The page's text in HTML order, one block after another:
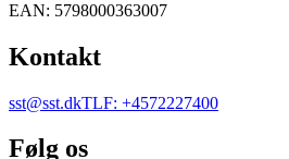
EAN: 5798000363007
Kontakt
sst@sst.dkTLF: +4572227400
Følg os